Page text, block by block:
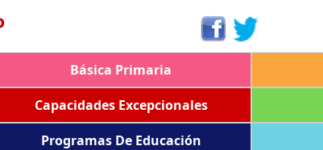
Básica Primaria
Capacidades Excepcionales
Programas De Educación